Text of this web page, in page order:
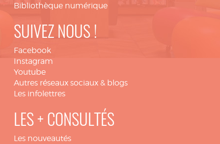
Bibliothèque numérique
SUIVEZ NOUS !
Facebook
Instagram
Youtube
Autres réseaux sociaux & blogs
Les infolettres
LES + CONSULTÉS
Les nouveautés